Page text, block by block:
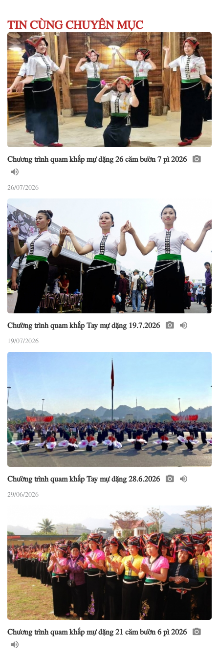
TIN CÙNG CHUYÊN MỤC
Chương trình quam khắp mự dặng 26 căm bườn 7 pì 2026
26/07/2026
Chường trình quam khắp Tay mự dặng 19.7.2026
19/07/2026
Chường trình quam khắp Tay mự dặng 28.6.2026
29/06/2026
Chương trình quam khắp mự dặng 21 căm bườn 6 pì 2026